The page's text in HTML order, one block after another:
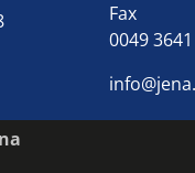
Fax
0049